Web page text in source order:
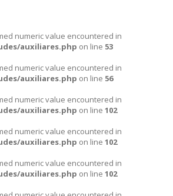
numeric value encountered in
auxiliares.php on line 53
numeric value encountered in
auxiliares.php on line 56
numeric value encountered in
auxiliares.php on line 102
numeric value encountered in
auxiliares.php on line 102
numeric value encountered in
auxiliares.php on line 102